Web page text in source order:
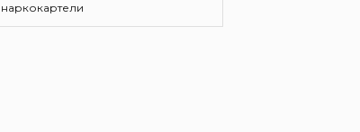
наркокартели